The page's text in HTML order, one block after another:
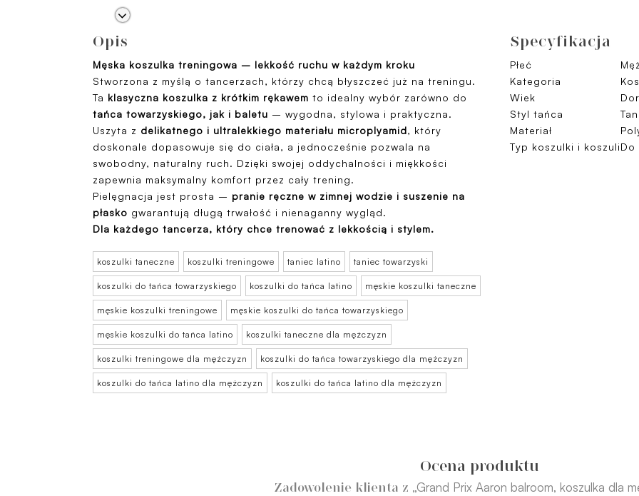
Opis
Męska koszulka treningowa – lekkość ruchu w każdym kroku
Stworzona z myślą o tancerzach, którzy chcą błyszczeć już na treningu.
Ta klasyczna koszulka z krótkim rękawem to idealny wybór zarówno do
tańca towarzyskiego, jak i baletu – wygodna, stylowa i praktyczna.
Uszyta z delikatnego i ultralekkiego materiału microplyamid, który
doskonale dopasowuje się do ciała, a jednocześnie pozwala na
swobodny, naturalny ruch. Dzięki swojej oddychalności i miękkości
zapewnia maksymalny komfort przez cały trening.
Pielęgnacja jest prosta – pranie ręczne w zimnej wodzie i suszenie na
płasko gwarantują długą trwałość i nienaganny wygląd.
Dla każdego tancerza, który chce trenować z lekkością i stylem.
koszulki taneczne koszulki treningowe taniec latino taniec towarzyski
koszulki do tańca towarzyskiego koszulki do tańca latino męskie koszulki taneczne
męskie koszulki treningowe męskie koszulki do tańca towarzyskiego
męskie koszulki do tańca latino koszulki taneczne dla mężczyzn
koszulki treningowe dla mężczyzn koszulki do tańca towarzyskiego dla mężczyzn
koszulki do tańca latino dla mężczyzn koszulki do tańca latino dla mężczyzn
Specyfikacja
Płeć
Kategoria
Wiek
Styl tańca
Materiał
Typ koszulki i koszuliDo
Ocena produktu
Zadowolenie klienta z „Grand Prix Aaron balroom, koszulka dla